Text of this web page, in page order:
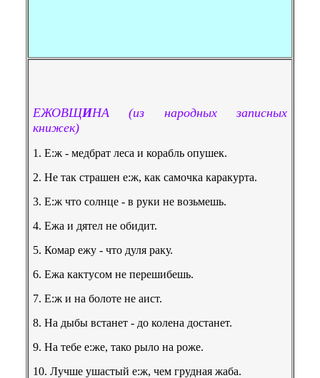
ЕЖОВЩИНА(из народных записных
книжек)
1. E:ж - медбрат леса и корабль опушек.
2. Не так страшен e:ж, как самочка каракурта.
3. E:ж что солнце - в руки не возьмешь.
4. Ежа и дятел не обидит.
5. Комар ежу - что дуля раку.
6. Ежа кактусом не перешибешь.
7. E:ж и на болоте не аист.
8. На дыбы встанет - до колена достанет.
9. На тебе e:же, тако рыло на роже.
10. Лучше ушастый e:ж, чем грудная жаба.